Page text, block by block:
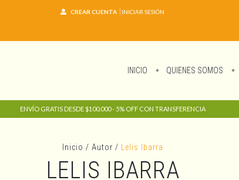
CREAR CUENTA INICIAR SESIÓN
INICIO QUIENES SOMOS
ENVÍO GRATIS DESDE $100.000 - 5% OFF CON TRANSFERENCIA
Inicio / Autor / Lelis Ibarra
LELIS IBARRA